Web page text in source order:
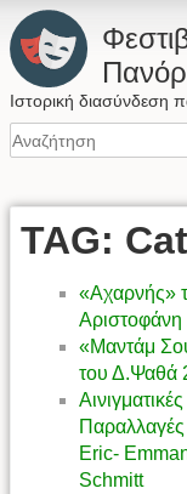
Ιστορική διασύνδεση
TAG:
«Αχαρνής»
«Μαντάμ
του Δ.Ψαθά
Αινιγματικές
Παραλλαγές
Eric-
Schmitt